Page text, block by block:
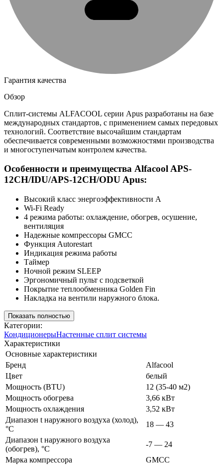
Гарантия качества
Обзор
Сплит-системы ALFACOOL серии Apus разработаны на базе
международных стандартов, с применением самых передовых
технологий. Соответствие высочайшим стандартам
обеспечивается современными возможностями производства
и многоступенчатым контролем качества.
Особенности и преимущества Alfacool APS-
12CH/IDU/APS-12CH/ODU Apus:
Высокий класс энергоэффективности A
Wi-Fi Ready
4 режима работы: охлаждение, обогрев, осушение,
вентиляция
Надежные компрессоры GMCC
Функция Autorestart
Индикация режима работы
Таймер
Ночной режим SLEEP
Эргономичный пульт с подсветкой
Покрытие теплообменника Golden Fin
Накладка на вентили наружного блока.
Показать полностью
Категории:
КондиционерыНастенные сплит системы
Характеристики
Основные характеристики
Бренд
Alfacool
Цвет
белый
Мощность (BTU)
12 (35-40 м2)
Мощность обогрева
3,66 кВт
Мощность охлаждения
3,52 кВт
Диапазон t наружного воздуха (холод),
°C
18 — 43
Диапазон t наружного воздуха
(обогрев), °C
-7 — 24
Марка компрессора
GMCC